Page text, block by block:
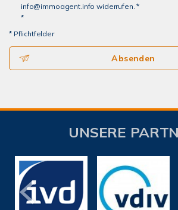
info@immoagent.info widerrufen. *
*
* Pflichtfelder
Absenden
UNSERE